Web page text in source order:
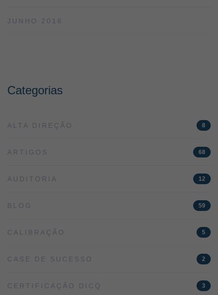
JUNHO 2016
Categorias
ALTA DIREÇÃO 8
ARTIGOS 68
AUDITORIA 12
BLOG 59
CALIBRAÇÃO 5
CASE DE SUCESSO 2
CERTIFICAÇÃO DICQ 3